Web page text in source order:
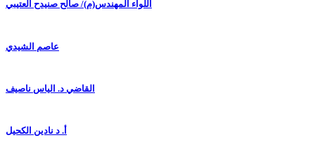
اللواء المهندس(م)/ صالح صنيدح العتيبي
عاصم الشيدي
القاضي د. الياس ناصيف
أ. د نادين الكحيل